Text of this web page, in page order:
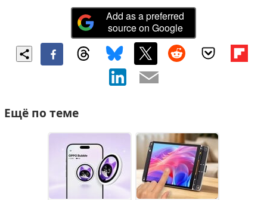
Add as a preferred
source on Google
Ещё по теме